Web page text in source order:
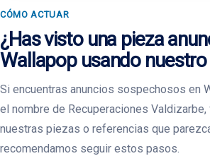
CÓMO ACTUAR
¿Has visto una pieza
Wallapop usando
Si encuentras anuncios sospechosos en
el nombre de Recuperaciones
nuestras piezas o referencias que
recomendamos seguir estos pasos.